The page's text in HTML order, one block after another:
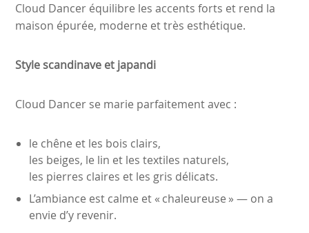
Cloud Dancer équilibre les accents forts et rend la
maison épurée, moderne et très esthétique.
Style scandinave et japandi
Cloud Dancer se marie parfaitement avec :
le chêne et les bois clairs,
les beiges, le lin et les textiles naturels,
les pierres claires et les gris délicats.
L’ambiance est calme et « chaleureuse » — on a
envie d’y revenir.